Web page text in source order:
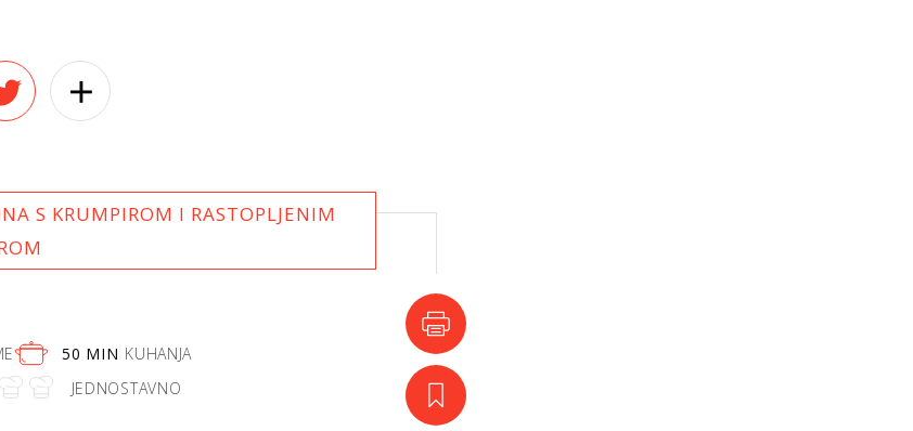
S KRUMPIROM I RASTOPLJENIM
50 MIN KUHANJA
JEDNOSTAVNO